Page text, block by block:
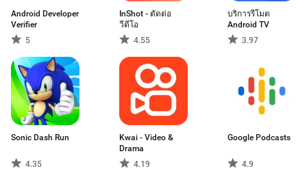
Android Developer
Verifier
5
InShot - ตัดต่อ
วีดีโอ
4.55
บริการรีโมต
Android TV
3.97
Sonic Dash Run
4.35
Kwai - Video &
Drama
4.19
Google Podcasts
4.9